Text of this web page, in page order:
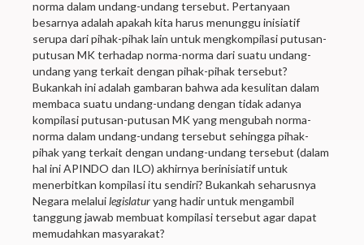
norma dalam undang-undang tersebut. Pertanyaan
besarnya adalah apakah kita harus menunggu inisiatif
serupa dari pihak-pihak lain untuk mengkompilasi putusan-
putusan MK terhadap norma-norma dari suatu undang-
undang yang terkait dengan pihak-pihak tersebut?
Bukankah ini adalah gambaran bahwa ada kesulitan dalam
membaca suatu undang-undang dengan tidak adanya
kompilasi putusan-putusan MK yang mengubah norma-
norma dalam undang-undang tersebut sehingga pihak-
pihak yang terkait dengan undang-undang tersebut (dalam
hal ini APINDO dan ILO) akhirnya berinisiatif untuk
menerbitkan kompilasi itu sendiri? Bukankah seharusnya
Negara melaluilegislaturyang hadir untuk mengambil
tanggung jawab membuat kompilasi tersebut agar dapat
memudahkan masyarakat?